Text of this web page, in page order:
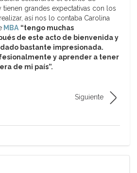
tienen grandes expectativas con los
así nos lo contaba Carolina
MBA “tengo muchas
de este acto de bienvenida y
bastante impresionada.
y aprender a tener
de mi país”.
Siguiente